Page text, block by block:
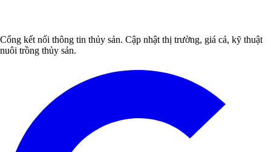
Cổng kết nối thông tin thủy sản. Cập nhật thị trường, giá cả, kỹ thuật
nuôi trồng thủy sản.